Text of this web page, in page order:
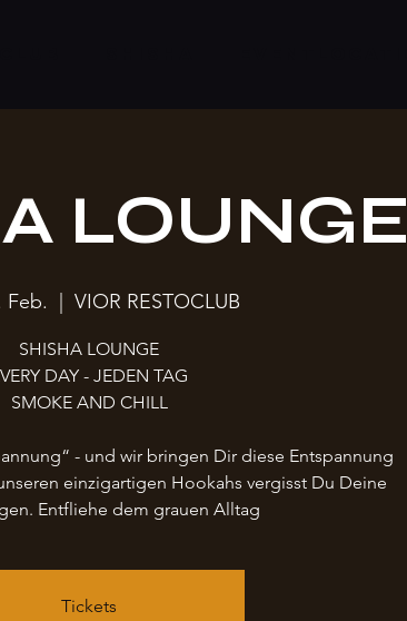
LOUNGE
Feb. VIOR RESTOCLUB
SHISHA LOUNGE
DAY - JEDEN TAG
SMOKE AND CHILL
- und wir bringen Dir diese Entspannung
einzigartigen Hookahs vergisst Du Deine
Entfliehe dem grauen Alltag
Tickets